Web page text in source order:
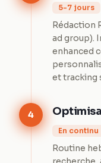
5-7 jours
Rédaction
ad group).
enhanced
et tracking
4
En continu
Routine